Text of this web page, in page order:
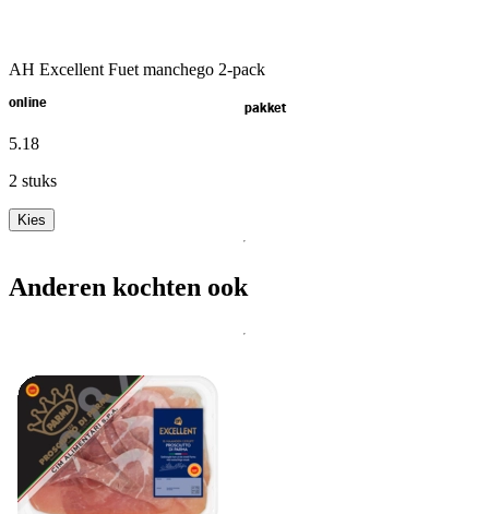
AH Excellent Fuet manchego 2-pack
online pakket
5.18
2 stuks
Kies
Anderen kochten ook